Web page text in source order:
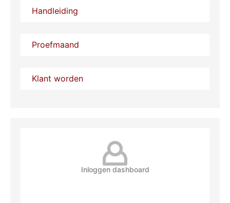
Handleiding
Proefmaand
Klant worden
Inloggen dashboard